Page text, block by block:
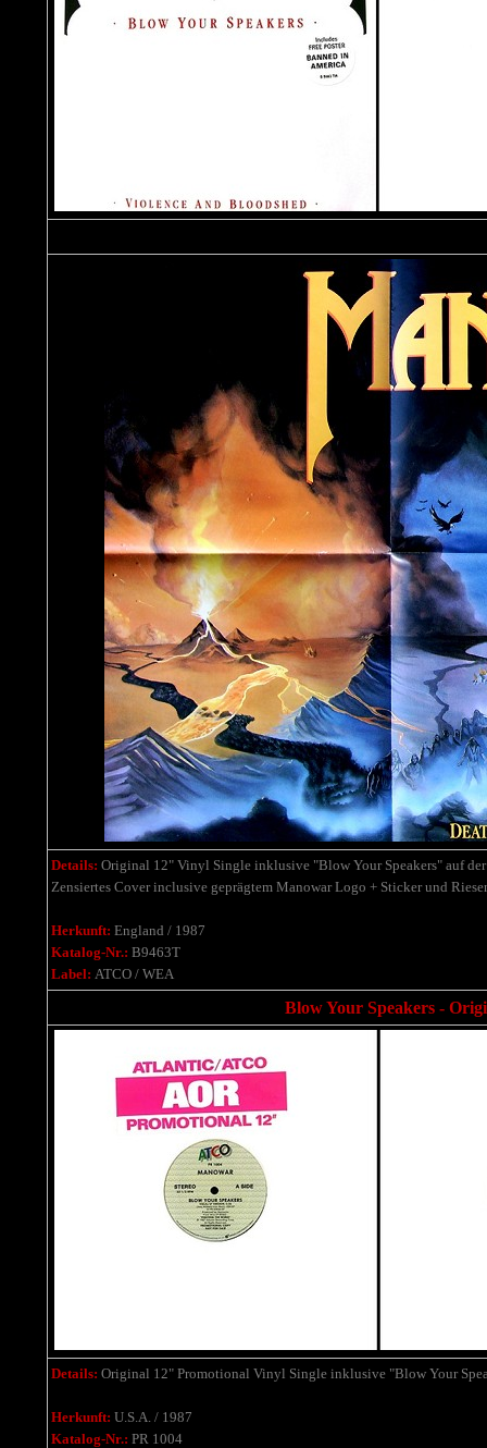
Details: Original 12" Vinyl Single inklusive "Blow Your Speakers" auf
Zensiertes Cover inclusive geprägtem Manowar Logo + Sticker und
Herkunft: England / 1987
Katalog-Nr.: B9463T
Label: ATCO / WEA
Blow Your Speakers -
Details: Original 12" Promotional Vinyl Single inklusive "Blow Your
Herkunft: U.S.A. / 1987
Katalog-Nr.: PR 1004